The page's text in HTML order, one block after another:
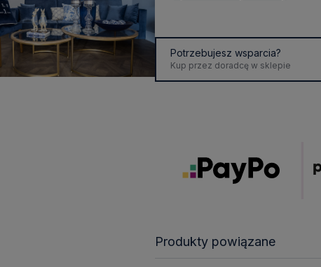
Cena nie zawiera ewentualnych
kosztów płatności
Potrzebujesz wsparcia?
Kup przez doradcę w sklepie
Produkty powiązane